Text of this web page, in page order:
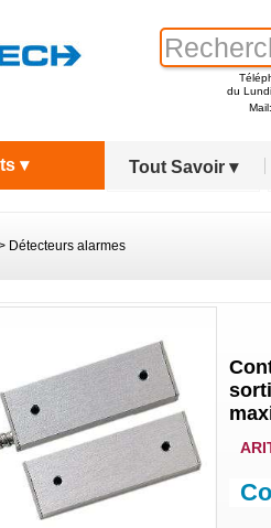
du
Mail:
Tout Savoir ▾
▾
Détecteurs alarmes